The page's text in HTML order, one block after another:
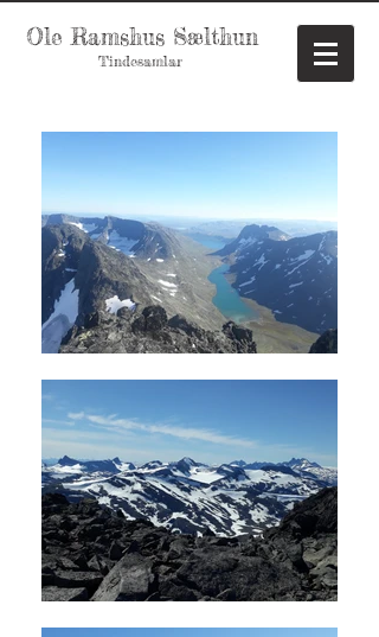
Ole Ramshus Sælthun
Tindesamlar